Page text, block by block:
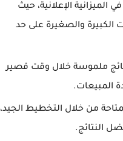
الإعلانية، حيث
الكبيرة والصغيرة على حد
نتائج ملموسة خلال وقت قصير
المبيعات.
من خلال التخطيط الجيد،
النتائج.